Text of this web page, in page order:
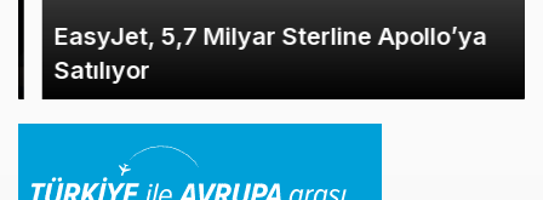
EasyJet, 5,7 Milyar Sterline Apollo’ya
Satılıyor